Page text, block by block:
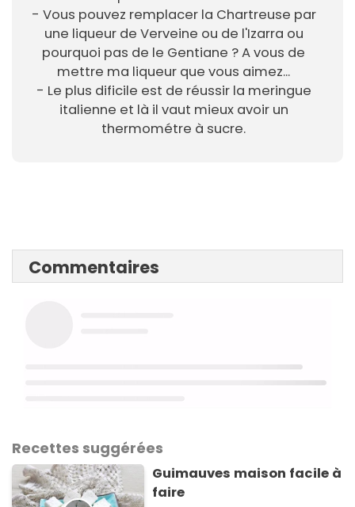
- Vous pouvez remplacer la Chartreuse par
une liqueur de Verveine ou de l'Izarra ou
pourquoi pas de le Gentiane ? A vous de
mettre ma liqueur que vous aimez...
- Le plus dificile est de réussir la meringue
italienne et là il vaut mieux avoir un
thermométre à sucre.
Commentaires
Recettes suggérées
Guimauves maison facile à
faire